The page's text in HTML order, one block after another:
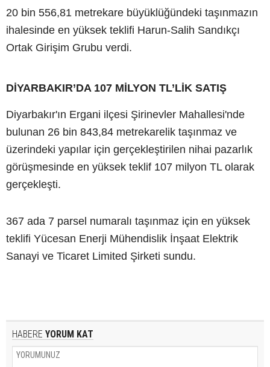
20 bin 556,81 metrekare büyüklüğündeki taşınmazın
ihalesinde en yüksek teklifi Harun-Salih Sandıkçı
Ortak Girişim Grubu verdi.
DİYARBAKIR’DA 107 MİLYON TL’LİK SATIŞ
Diyarbakır'ın Ergani ilçesi Şirinevler Mahallesi'nde
bulunan 26 bin 843,84 metrekarelik taşınmaz ve
üzerindeki yapılar için gerçekleştirilen nihai pazarlık
görüşmesinde en yüksek teklif 107 milyon TL olarak
gerçekleşti.
367 ada 7 parsel numaralı taşınmaz için en yüksek
teklifi Yücesan Enerji Mühendislik İnşaat Elektrik
Sanayi ve Ticaret Limited Şirketi sundu.
HABERE YORUM KAT